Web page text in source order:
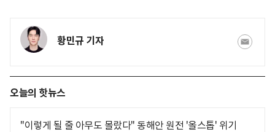
황민규 기자
오늘의 핫뉴스
"이렇게 될 줄 아무도 몰랐다" 동해안 원전 '올스톱' 위기